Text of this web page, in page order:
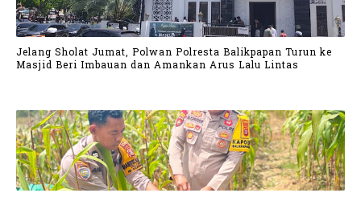
Jelang Sholat Jumat, Polwan Polresta Balikpapan Turun ke
Masjid Beri Imbauan dan Amankan Arus Lalu Lintas